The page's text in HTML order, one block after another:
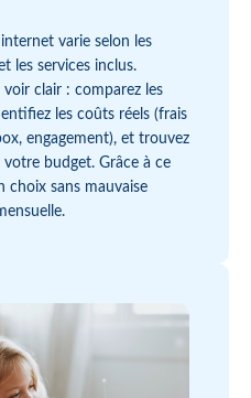
varie selon les
les services inclus.
clair : comparez les
les coûts réels (frais
engagement), et trouvez
budget. Grâce à ce
choix sans mauvaise